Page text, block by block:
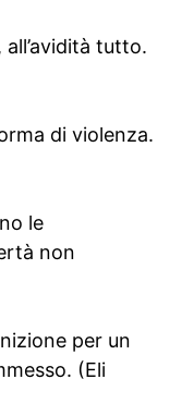
tutto.
di violenza.
le
non
per un
(Eli